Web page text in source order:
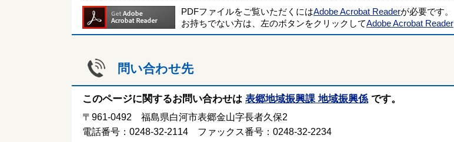
PDFファイルをご覧いただくにはAdobe Acrobat Readerが必要です。
お持ちでない方は、左のボタンをクリックしてAdobe Acrobat Reader
問い合わせ先
このページに関するお問い合わせは 表郷地域振興課 地域振興係 です。
〒961-0492 福島県白河市表郷金山字長者久保2
電話番号：0248-32-2114 ファックス番号：0248-32-2234